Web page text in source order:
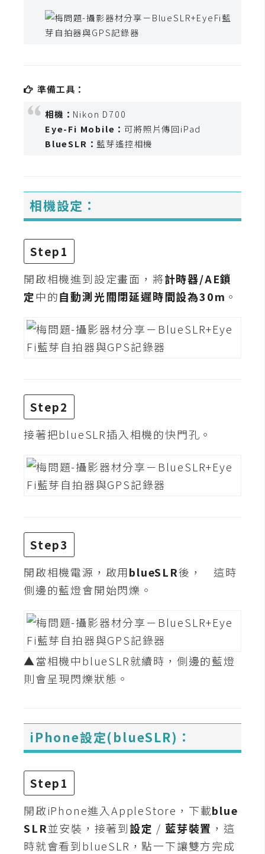
攝
影
資
源
免
費
圖
庫
免
費
網
站
架
d
P
r
e
s
s
安
裝
與
設
定
掛
實
作
商
W
o
o
準備工具：
相機： Nikon D700
Eye-Fi Mobile：可將照片傳回iPad
BlueSLR： 藍芽遙控相機
相機設定：
Step1
開啟相機進到設定畫面，將計時器/AE鎖
定中的自動測光關閉延遲時間設為30m 。
Step2
接著把blueSLR插入相機的快門孔。
Step3
開啟相機電源，啟用blueSLR後， 這時
側邊的藍燈會開始閃爍。
▲當相機中blueSLR就續時，側邊的藍燈
則會呈現閃爍狀態。
iPhone設定(blueSLR)：
Step1
開啟iPhone進入AppleStore，下載blue
SLR並安裝，接著到設定 /藍芽裝置 ，這
時就會看到blueSLR，點一下讓雙方完成